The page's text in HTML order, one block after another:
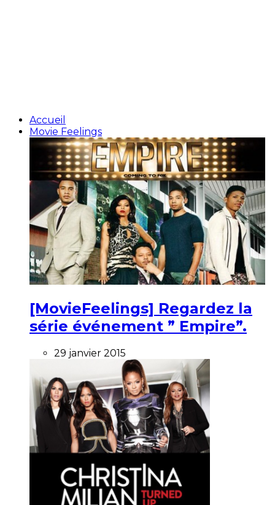
Accueil
Movie Feelings
[MovieFeelings] Regardez la
série événement ” Empire”.
29 janvier 2015